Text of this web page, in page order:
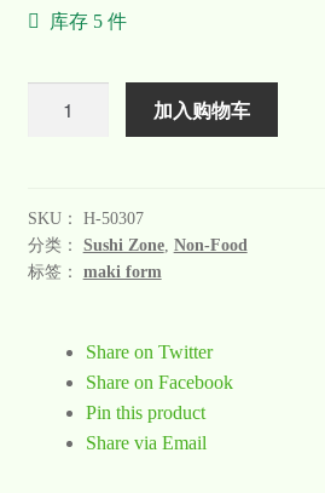
库存 5 件
加入购物车
SKU： H-50307
分类： Sushi Zone, Non-Food
标签： maki form
Share on Twitter
Share on Facebook
Pin this product
Share via Email